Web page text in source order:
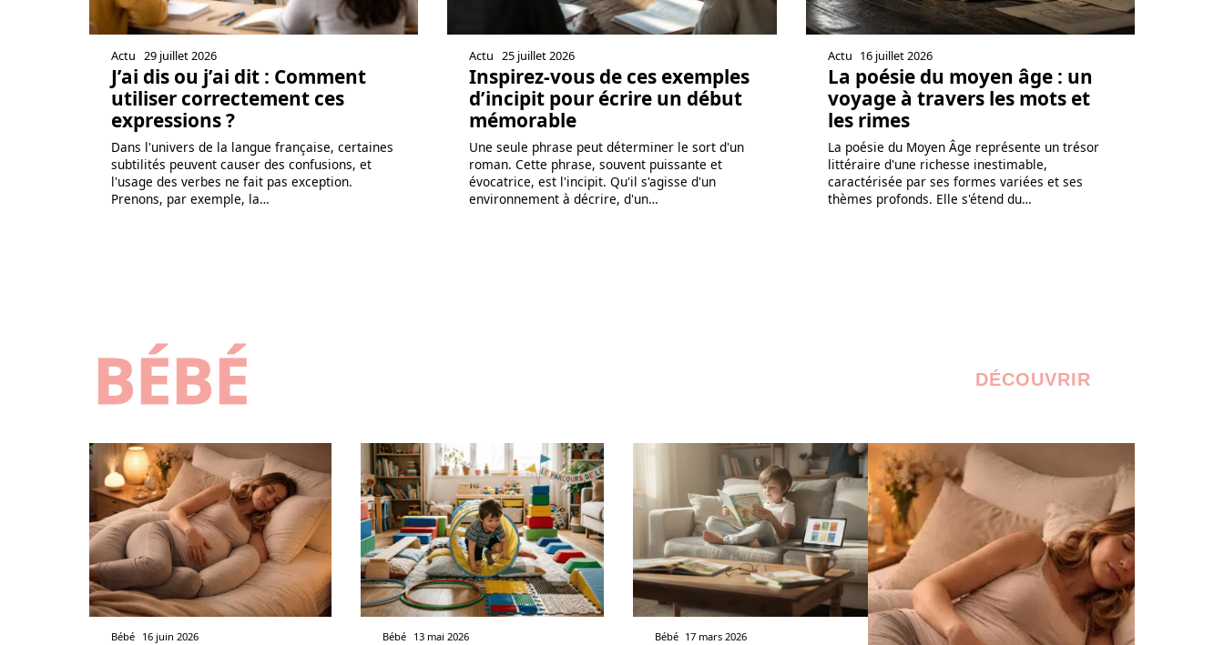
Actu 29 juillet 2026
J’ai dis ou j’ai dit : Comment
utiliser correctement ces
expressions ?
Dans l'univers de la langue française, certaines
subtilités peuvent causer des confusions, et
l'usage des verbes ne fait pas exception.
Prenons, par exemple, la…
Actu 25 juillet 2026
Inspirez-vous de ces exemples
d’incipit pour écrire un début
mémorable
Une seule phrase peut déterminer le sort d'un
roman. Cette phrase, souvent puissante et
évocatrice, est l'incipit. Qu'il s'agisse d'un
environnement à décrire, d'un…
Actu 16 juillet 2026
La poésie du moyen âge : un
voyage à travers les mots et
les rimes
La poésie du Moyen Âge représente un trésor
littéraire d'une richesse inestimable,
caractérisée par ses formes variées et ses
thèmes profonds. Elle s'étend du…
BÉBÉ DÉCOUVRIR
Bébé 16 juin 2026 Bébé 13 mai 2026 Bébé 17 mars 2026